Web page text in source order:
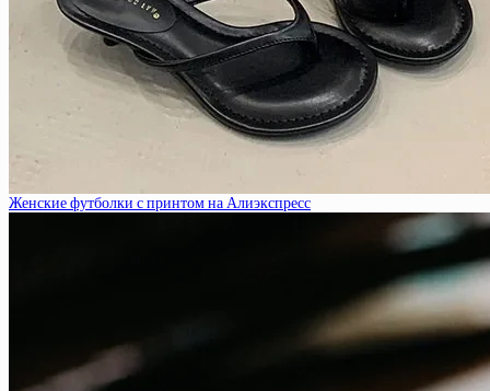
Женские футболки с принтом на Алиэкспресс